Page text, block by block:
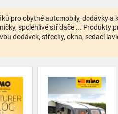
pro obytné automobily, dodávky a
spolehlivé střídače ... Produkty
dodávek, střechy, okna, sedací